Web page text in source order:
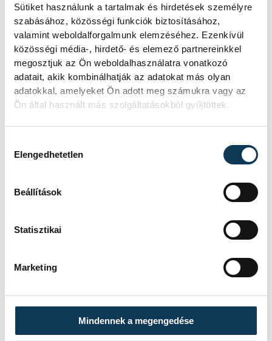
Sütiket használunk a tartalmak és hirdetések személyre
szabásához, közösségi funkciók biztosításához,
valamint weboldalforgalmunk elemzéséhez. Ezenkívül
közösségi média-, hirdető- és elemező partnereinkkel
megosztjuk az Ön weboldalhasználatra vonatkozó
adatait, akik kombinálhatják az adatokat más olyan
adatokkal, amelyeket Ön adott meg számukra vagy az
Ön által használt más szolgáltatásokból gyűjtöttek.
Elengedhetetlen
Beállítások
Statisztikai
Marketing
Mindennek a megengedése
és emocionálisan is topon
vagyunk, akkor is a kiemelt
válogatottak helyzetét csak
megnehezíteni tudjuk, ilyen
volt például a címvédő
csehek elleni meccs. Ha
testben vagy lélekben, és
akkor máris csúnya vereség
a svájciak vagy a dánok ellen.
hogy csökkenjen a távolság a
míg a hozzánk közelebb
állokkal még
versenyképesebbek legyünk.